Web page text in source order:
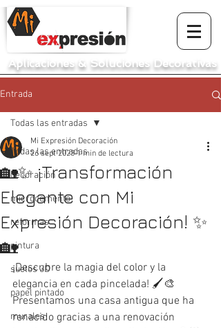
Aplicaciones & Soluciones Decorativas
Entrada
Todas las entradas
decoración
microcemento
reformas
pintura
suelos 3D
papel pintado
murales
Todas las entradas
🏡✨ ¡Transformación
Elegante con Mi
Expresión Decoración! ✨
🏡
Mi Expresión Decoración
26 sept 2023 1 min de lectura
¡Descubre la magia del color y la
elegancia en cada pincelada! 🖌️🎨
Presentamos una casa antigua que ha
renacido gracias a una renovación